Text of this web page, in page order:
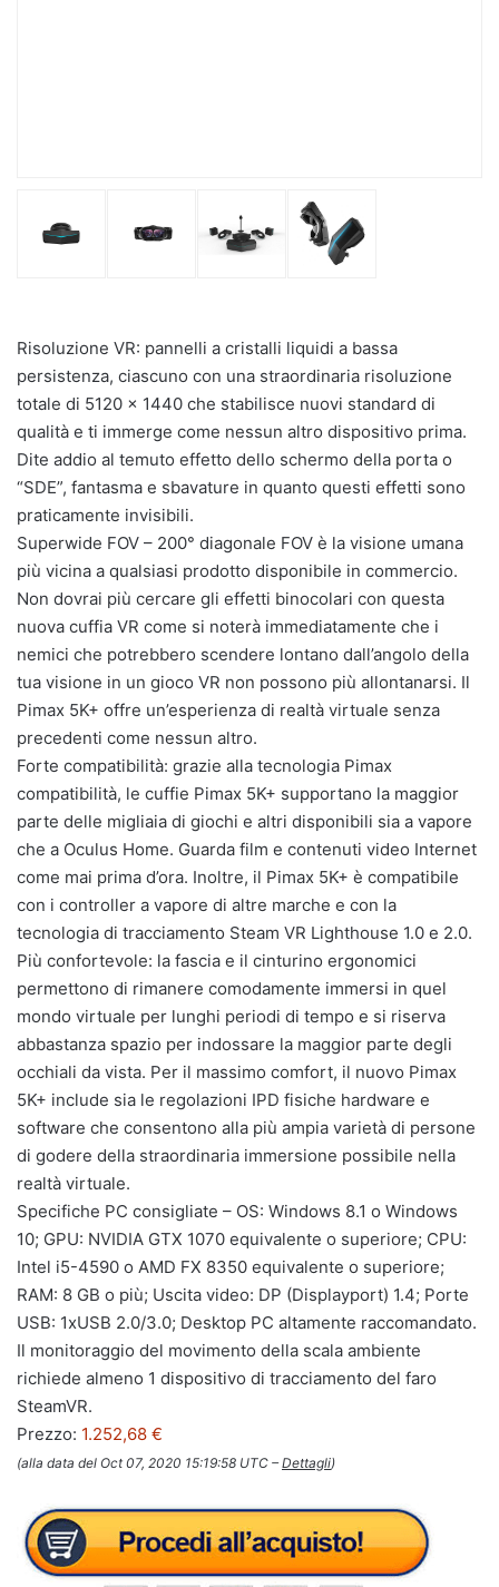
Risoluzione VR: pannelli a cristalli liquidi a bassa
persistenza, ciascuno con una straordinaria risoluzione
totale di 5120 x 1440 che stabilisce nuovi standard di
qualità e ti immerge come nessun altro dispositivo prima.
Dite addio al temuto effetto dello schermo della porta o
“SDE”, fantasma e sbavature in quanto questi effetti sono
praticamente invisibili.
Superwide FOV – 200° diagonale FOV è la visione umana
più vicina a qualsiasi prodotto disponibile in commercio.
Non dovrai più cercare gli effetti binocolari con questa
nuova cuffia VR come si noterà immediatamente che i
nemici che potrebbero scendere lontano dall’angolo della
tua visione in un gioco VR non possono più allontanarsi. Il
Pimax 5K+ offre un’esperienza di realtà virtuale senza
precedenti come nessun altro.
Forte compatibilità: grazie alla tecnologia Pimax
compatibilità, le cuffie Pimax 5K+ supportano la maggior
parte delle migliaia di giochi e altri disponibili sia a vapore
che a Oculus Home. Guarda film e contenuti video Internet
come mai prima d’ora. Inoltre, il Pimax 5K+ è compatibile
con i controller a vapore di altre marche e con la
tecnologia di tracciamento Steam VR Lighthouse 1.0 e 2.0.
Più confortevole: la fascia e il cinturino ergonomici
permettono di rimanere comodamente immersi in quel
mondo virtuale per lunghi periodi di tempo e si riserva
abbastanza spazio per indossare la maggior parte degli
occhiali da vista. Per il massimo comfort, il nuovo Pimax
5K+ include sia le regolazioni IPD fisiche hardware e
software che consentono alla più ampia varietà di persone
di godere della straordinaria immersione possibile nella
realtà virtuale.
Specifiche PC consigliate – OS: Windows 8.1 o Windows
10; GPU: NVIDIA GTX 1070 equivalente o superiore; CPU:
Intel i5-4590 o AMD FX 8350 equivalente o superiore;
RAM: 8 GB o più; Uscita video: DP (Displayport) 1.4; Porte
USB: 1xUSB 2.0/3.0; Desktop PC altamente raccomandato.
Il monitoraggio del movimento della scala ambiente
richiede almeno 1 dispositivo di tracciamento del faro
SteamVR.
Prezzo: 1.252,68 €
(alla data del Oct 07, 2020 15:19:58 UTC –Dettagli)